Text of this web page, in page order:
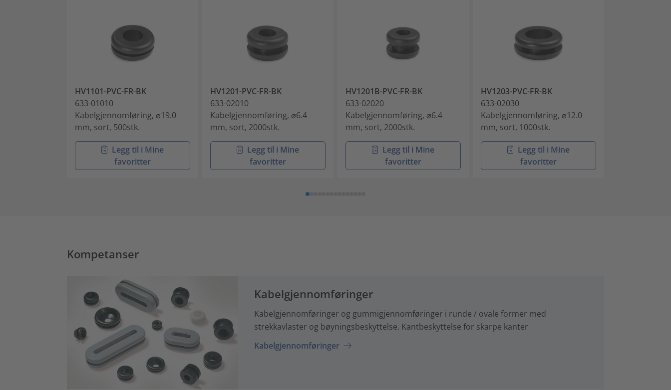
HV1101-PVC-FR-BK
633-01010
Kabelgjennomføring, ⌀19.0
mm, sort, 500stk.
Legg til i Mine
favoritter
HV1201-PVC-FR-BK
633-02010
Kabelgjennomføring, ⌀6.4
mm, sort, 2000stk.
Legg til i Mine
favoritter
HV1201B-PVC-FR-BK
633-02020
Kabelgjennomføring, ⌀6.4
mm, sort, 2000stk.
Legg til i Mine
favoritter
HV1203-PVC-FR-BK
633-02030
Kabelgjennomføring, ⌀12.0
mm, sort, 1000stk.
Legg til i Mine
favoritter
Kompetanser
Kabelgjennomføringer
Kabelgjennomføringer og gummigjennomføringer i runde / ovale former med
strekkavlaster og bøyningsbeskyttelse. Kantbeskyttelse for skarpe kanter
Kabelgjennomføringer